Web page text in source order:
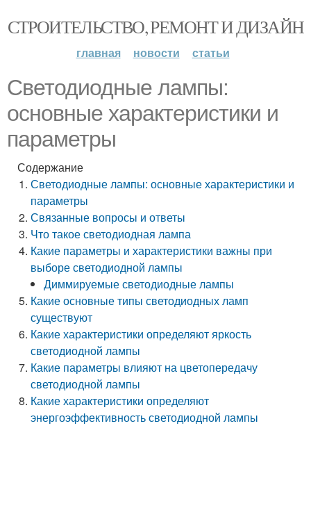
СТРОИТЕЛЬСТВО, РЕМОНТ И ДИЗАЙН
главная новости статьи
Светодиодные лампы:
основные характеристики и
параметры
Содержание
Светодиодные лампы: основные характеристики и
параметры
Связанные вопросы и ответы
Что такое светодиодная лампа
Какие параметры и характеристики важны при
выборе светодиодной лампы
Диммируемые светодиодные лампы
Какие основные типы светодиодных ламп
существуют
Какие характеристики определяют яркость
светодиодной лампы
Какие параметры влияют на цветопередачу
светодиодной лампы
Какие характеристики определяют
энергоэффективность светодиодной лампы